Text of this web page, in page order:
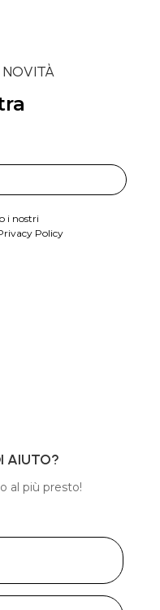
NOVITÀ
i nostri
Policy
AIUTO?
al più presto!